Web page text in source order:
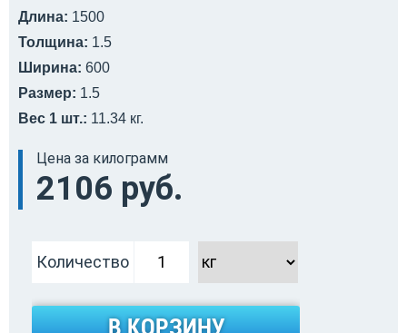
Длина: 1500
Толщина: 1.5
Ширина: 600
Размер: 1.5
Вес 1 шт.: 11.34 кг.
Цена за килограмм
2106 руб.
Количество